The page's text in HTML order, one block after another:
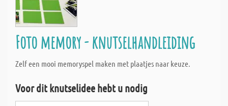
Foto memory - knutselhandleiding
Zelf een mooi memoryspel maken met plaatjes naar keuze.
Voor dit knutselidee hebt u nodig